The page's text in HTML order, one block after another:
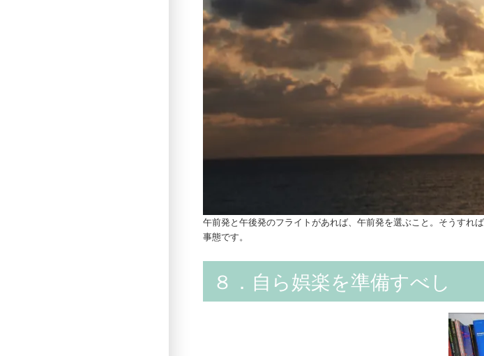
午前発と午後発のフライトがあれば、午前発を選ぶこと。そうすれ
事態です。
８．自ら娯楽を準備すべし